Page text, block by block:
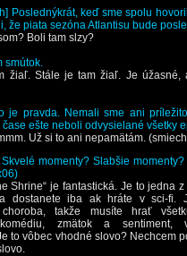
Poslednýkrát, keď sme spolu
že piata sezóna Atlantisu bude
Boli tam slzy?
smútok.
žiaľ. Stále je tam žiaľ. Je úžasné,
je pravda. Nemali sme ani
čase ešte neboli odvysielané všetky
Už si to ani nepamätám.
Skvelé momenty? Slabšie momenty?
Shrine“ je fantastická. Je to jedna
dostanete iba ak hráte v sci-fi.
choroba, takže musíte hrať
zmätok a sentiment,
to vôbec vhodné slovo? Nechcem